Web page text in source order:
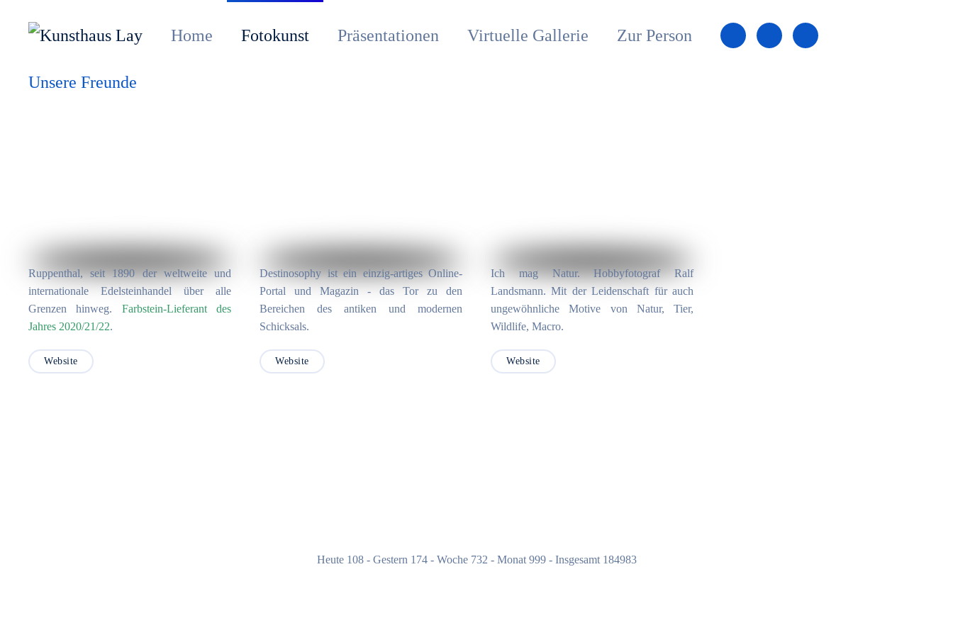
Home Fotokunst Präsentationen Virtuelle Gallerie Zur Person
Unsere Freunde
Ruppenthal, seit 1890 der weltweite und
internationale Edelsteinhandel über alle
Grenzen hinweg. Farbstein-Lieferant des
Jahres 2020/21/22.
Website
Destinosophy ist ein einzig-artiges Online-
Portal und Magazin - das Tor zu den
Bereichen des antiken und modernen
Schicksals.
Website
Ich mag Natur. Hobbyfotograf Ralf
Landsmann. Mit der Leidenschaft für auch
ungewöhnliche Motive von Natur, Tier,
Wildlife, Macro.
Website
Heute 108 - Gestern 174 - Woche 732 - Monat 999 - Insgesamt 184983